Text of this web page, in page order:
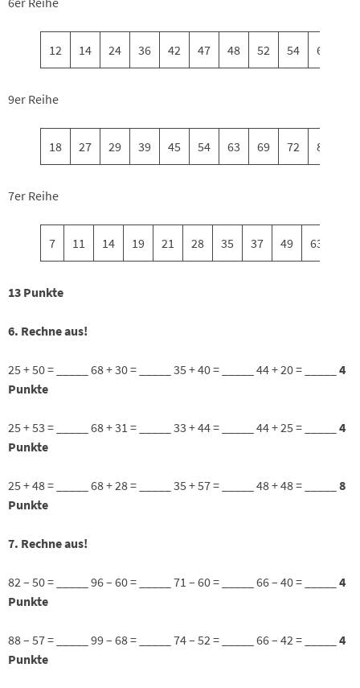
12 14 24 36 42 47 48 52 54 60
9er Reihe
18 27 29 39 45 54 63 69 72 81
7er Reihe
7 11 14 19 21 28 35 37 49 63
13 Punkte
6. Rechne aus!
25 + 50 = _____ 68 + 30 = _____ 35 + 40 = _____ 44 + 20 = _____ 4
Punkte
25 + 53 = _____ 68 + 31 = _____ 33 + 44 = _____ 44 + 25 = _____ 4
Punkte
25 + 48 = _____ 68 + 28 = _____ 35 + 57 = _____ 48 + 48 = _____ 8
Punkte
7. Rechne aus!
82 – 50 = _____ 96 – 60 = _____ 71 – 60 = _____ 66 – 40 = _____ 4
Punkte
88 – 57 = _____ 99 – 68 = _____ 74 – 52 = _____ 66 – 42 = _____ 4
Punkte